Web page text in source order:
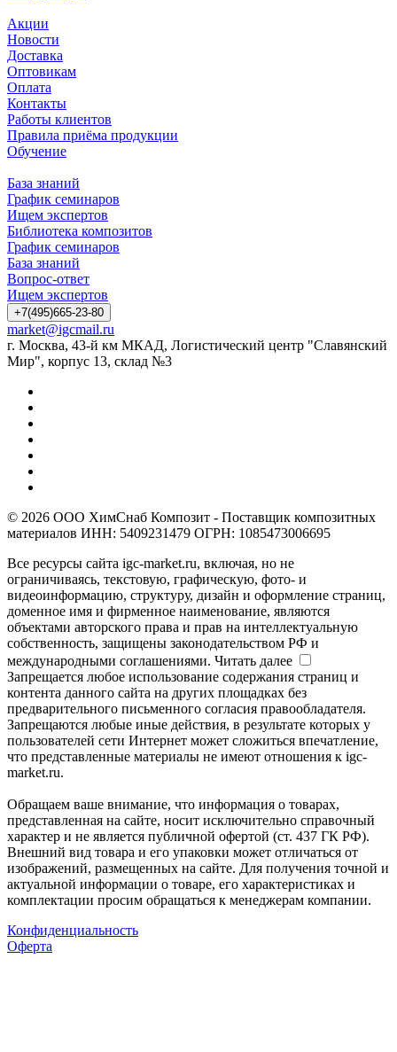
Акции
Новости
Доставка
Оптовикам
Оплата
Контакты
Работы клиентов
Правила приёма продукции
Обучение
База знаний
График семинаров
Ищем экспертов
Библиотека композитов
График семинаров
База знаний
Вопрос-ответ
Ищем экспертов
+7(495)665-23-80
market@igcmail.ru
г. Москва, 43-й км МКАД, Логистический центр "Славянский
Мир", корпус 13, склад №3
© 2026 ООО ХимСнаб Композит - Поставщик композитных
материалов ИНН: 5409231479 ОГРН: 1085473006695
Все ресурсы сайта igc-market.ru, включая, но не
ограничиваясь, текстовую, графическую, фото- и
видеоинформацию, структуру, дизайн и оформление страниц,
доменное имя и фирменное наименование, являются
объектами авторского права и прав на интеллектуальную
собственность, защищены законодательством РФ и
международными соглашениями. Читать далее
Запрещается любое использование содержания страниц и
контента данного сайта на других площадках без
предварительного письменного согласия правообладателя.
Запрещаются любые иные действия, в результате которых у
пользователей сети Интернет может сложиться впечатление,
что представленные материалы не имеют отношения к igc-
market.ru.
Обращаем ваше внимание, что информация о товарах,
представленная на сайте, носит исключительно справочный
характер и не является публичной офертой (ст. 437 ГК РФ).
Внешний вид товара и его упаковки может отличаться от
изображений, размещенных на сайте. Для получения точной и
актуальной информации о товаре, его характеристиках и
комплектации просим обращаться к менеджерам компании.
Конфиденциальность
Оферта